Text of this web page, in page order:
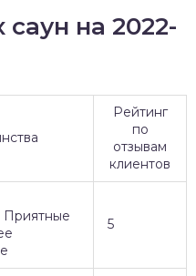
на 2022-
Рейтинг
по
отзывам
клиентов
Приятные
5